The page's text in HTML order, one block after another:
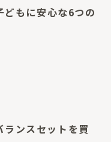
どもに安心な6つの
ンスセットを買